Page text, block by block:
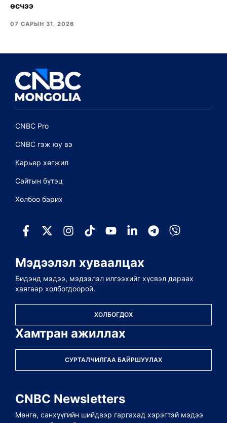
өсчээ
07 САРЫН 31, 2026
CNBC Pro
CNBC гэж юу вэ
Карьер хөгжил
Сайтын бүтэц
Холбоо барих
Мэдээлэл хуваалцах
Бидэнд мэдээ, мэдээлэл илгээхийг хүсвэл дараах
хаягаар холбогдоорой.
ХОЛБОГДОХ
Хамтран ажиллах
СУРТАЛЧИЛГАА БАЙРШУУЛАХ
CNBC Newsletters
Мөнгө, санхүүгийн шийдвэр гаргахад хэрэгтэй мэдээ